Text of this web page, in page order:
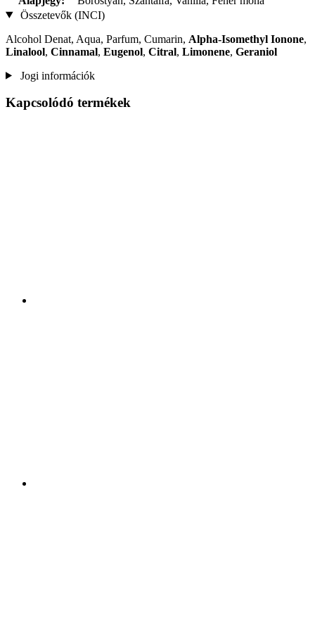
Összetevők (INCI)
Alcohol Denat, Aqua, Parfum, Cumarin, Alpha-Isomethyl Ionone,
Linalool, Cinnamal, Eugenol, Citral, Limonene, Geraniol
Jogi információk
Kapcsolódó termékek